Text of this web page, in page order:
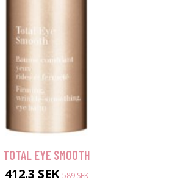
TOTAL EYE SMOOTH
412.3 SEK589 SEK